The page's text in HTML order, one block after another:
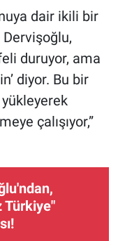
dair ikili bir
duruyor, ama
diyor. Bu bir
çalışıyor,”
Türkiye"